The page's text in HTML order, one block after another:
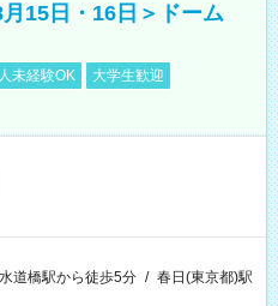
15日・16日＞ドーム
未経験OK
大学生歓迎
水道橋駅から徒歩5分 / 春日(東京都)駅